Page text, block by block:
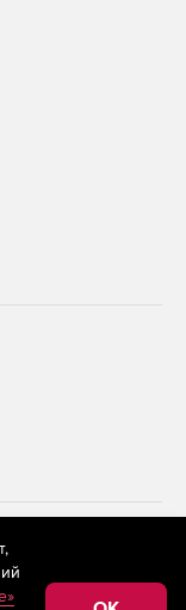
применяются
технологии
к